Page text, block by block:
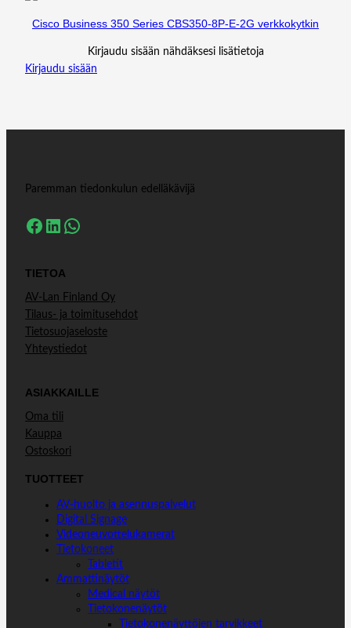
C
m
Cisco Business 350 Series CBS350-8P-E-2G verkkokytkin
Kirjaudu sisään nähdäksesi lisätietoja
Kirjaudu sisään
Paremman tiedonkulun edelläkävijä
Facebook LinkedIn WhatsApp
TIETOA
AV-Lan Finland Oy
Tilaus- ja toimitusehdot
Tietosuojaseloste
Yhteystiedot
ASIAKKAILLE
Oma tili
Kauppa
Ostoskori
TUOTTEET
AV-huolto ja asennuspalvelut
Digital Signage
Videoneuvottelukamerat
Tietokoneet
Tabletit
Ammattinäytöt
Medical näytöt
Tietokonenäytöt
Tietokonenäyttöjen tarvikkeet